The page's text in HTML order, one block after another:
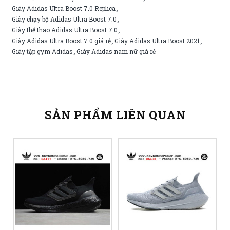
Giày Adidas Ultra Boost 7.0 Replica,
Giày chạy bộ Adidas Ultra Boost 7.0,
Giày thể thao Adidas Ultra Boost 7.0,
Giày Adidas Ultra Boost 7.0 giá rẻ,Giày Adidas Ultra Boost 2021 ,
Giày tập gym Adidas,Giày Adidas nam nữ giá rẻ
SẢN PHẨM LIÊN QUAN